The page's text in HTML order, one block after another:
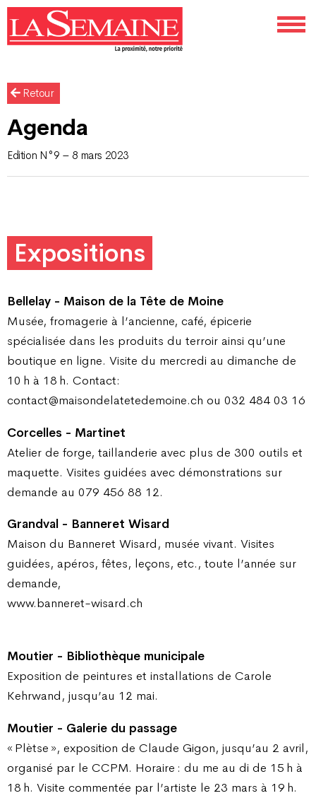
Retour
Agenda
Edition N°9 – 8 mars 2023
Expositions
Bellelay - Maison de la Tête de Moine
Musée, fromagerie à l’ancienne, café, épicerie
spécialisée dans les produits du terroir ainsi qu’une
boutique en ligne. Visite du mercredi au dimanche de
10 h à 18 h. Contact:
contact@maisondelatetedemoine.ch ou 032 484 03 16
Corcelles - Martinet
Atelier de forge, taillanderie avec plus de 300 outils et
maquette. Visites guidées avec démonstrations sur
demande au 079 456 88 12.
Grandval - Banneret Wisard
Maison du Banneret Wisard, musée vivant. Visites
guidées, apéros, fêtes, leçons, etc., toute l’année sur
demande,
www.banneret-wisard.ch
Moutier - Bibliothèque municipale
Exposition de peintures et installations de Carole
Kehrwand, jusqu’au 12 mai.
Moutier - Galerie du passage
« Plètse », exposition de Claude Gigon, jusqu’au 2 avril,
organisé par le CCPM. Horaire : du me au di de 15 h à
18 h. Visite commentée par l’artiste le 23 mars à 19 h.